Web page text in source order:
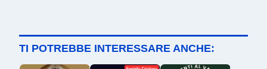
TI POTREBBE INTERESSARE ANCHE: